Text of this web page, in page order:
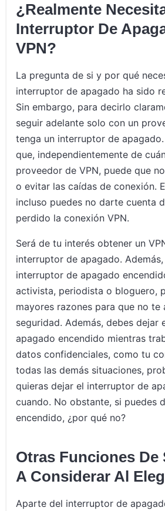
¿Realmente
Interruptor De
VPN?
La pregunta de si y por qué
interruptor de apagado ha sido
Sin embargo, para decirlo
seguir adelante solo con un
tenga un interruptor de
que, independientemente de
proveedor de VPN, puede que
o evitar las caídas de conexión.
incluso puedes no darte cuenta
perdido la conexión VPN.
Será de tu interés obtener un
interruptor de apagado.
interruptor de apagado
activista, periodista o bloguero,
mayores razones para que no te
seguridad. Además, debes dejar
apagado encendido mientras
datos confidenciales, como tu
todas las demás situaciones,
quieras dejar el interruptor de
cuando. No obstante, si puedes
encendido, ¿por qué no?
Otras Funciones De
A Considerar Al
Aparte del interruptor de